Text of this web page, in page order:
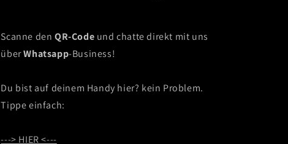
Scanne den QR-Code und chatte direkt mit uns
überWhatsapp-Business!
Du bist auf deinem Handy hier? kein Problem.
Tippe einfach:
---> HIER <---